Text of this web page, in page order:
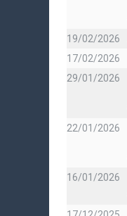
19/02/2026
17/02/2026
29/01/2026
22/01/2026
16/01/2026